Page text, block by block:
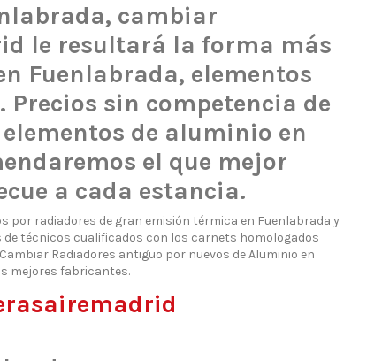
cambiar
le resultará la forma más
Fuenlabrada, elementos
sin competencia de
de aluminio en
el que mejor
a cada estancia.
por radiadores de gran emisión térmica en Fuenlabrada y
de técnicos cualificados con los carnets homologados
Radiadores antiguo por nuevos de Aluminio en
mejores fabricantes.